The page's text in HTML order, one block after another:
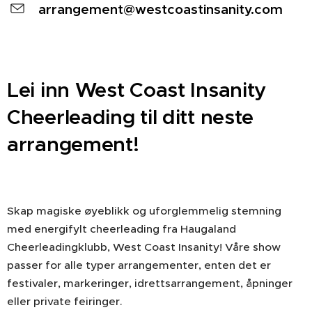
arrangement@westcoastinsanity.com
Lei inn West Coast Insanity
Cheerleading til ditt neste
arrangement!
Skap magiske øyeblikk og uforglemmelig stemning
med energifylt cheerleading fra Haugaland
Cheerleadingklubb, West Coast Insanity! Våre show
passer for alle typer arrangementer, enten det er
festivaler, markeringer, idrettsarrangement, åpninger
eller private feiringer.